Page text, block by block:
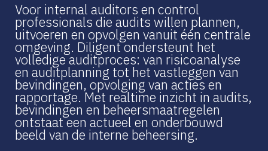
Voor internal auditors en control
professionals die audits willen plannen,
uitvoeren en opvolgen vanuit één centrale
omgeving. Diligent ondersteunt het
volledige auditproces: van risicoanalyse
en auditplanning tot het vastleggen van
bevindingen, opvolging van acties en
rapportage. Met realtime inzicht in audits,
bevindingen en beheersmaatregelen
ontstaat een actueel en onderbouwd
beeld van de interne beheersing.